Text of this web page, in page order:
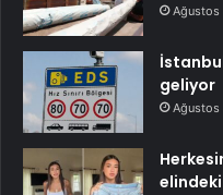
Ağustos
geliyor
Ağustos